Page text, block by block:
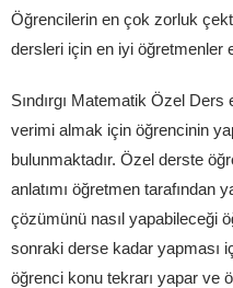
Öğrencilerin en çok zorluk
dersleri için en iyi öğretmenler
Sındırgı Matematik Özel
verimi almak için öğrencinin
bulunmaktadır. Özel derste
anlatımı öğretmen tarafından
çözümünü nasıl yapabileceği
sonraki derse kadar yapması
öğrenci konu tekrarı yapar ve